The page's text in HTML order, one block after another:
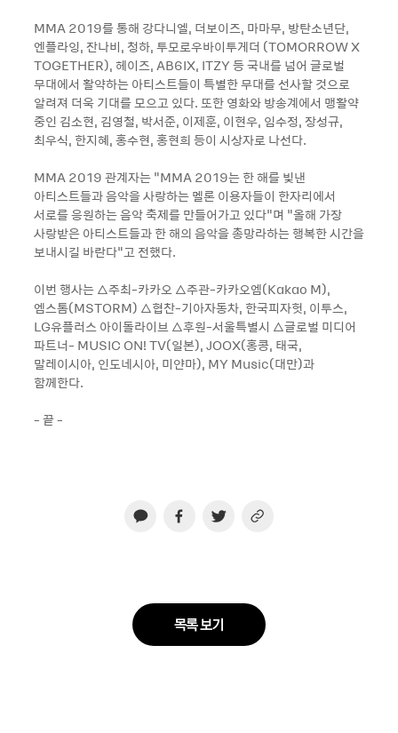
MMA 2019를 통해 강다니엘, 더보이즈, 마마무, 방탄소년단,
엔플라잉, 잔나비, 청하, 투모로우바이투게더 (TOMORROW X
TOGETHER), 헤이즈, AB6IX, ITZY 등 국내를 넘어 글로벌
무대에서 활약하는 아티스트들이 특별한 무대를 선사할 것으로
알려져 더욱 기대를 모으고 있다. 또한 영화와 방송계에서 맹활약
중인 김소현, 김영철, 박서준, 이제훈, 이현우, 임수정, 장성규,
최우식, 한지혜, 홍수현, 홍현희 등이 시상자로 나선다.
MMA 2019 관계자는 “MMA 2019는 한 해를 빛낸
아티스트들과 음악을 사랑하는 멜론 이용자들이 한자리에서
서로를 응원하는 음악 축제를 만들어가고 있다”며 “올해 가장
사랑받은 아티스트들과 한 해의 음악을 총망라하는 행복한 시간을
보내시길 바란다”고 전했다.
이번 행사는 △주최-카카오 △주관-카카오엠(Kakao M),
엠스톰(MSTORM) △협찬-기아자동차, 한국피자헛, 이투스,
LG유플러스 아이돌라이브 △후원-서울특별시 △글로벌 미디어
파트너- MUSIC ON! TV(일본), JOOX(홍콩, 태국,
말레이시아, 인도네시아, 미얀마), MY Music(대만)과
함께한다.
- 끝 -
목록 보기